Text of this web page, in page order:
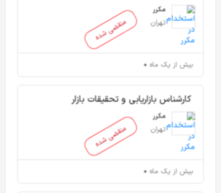
منقضی شده
مکرر
تهران
بیش از یک ماه
منقضی شده
کارشناس بازاریابی و تحقیقات بازار
مکرر
تهران
بیش از یک ماه